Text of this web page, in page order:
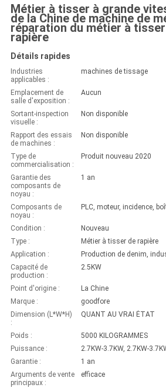
Métier à tisser à grande
de la Chine de machine de
réparation du métier à tisser
rapière
Détails rapides
Industries
applicables :
machines de tissage
Emplacement de
salle d'exposition :
Aucun
Sortant-inspection
visuelle :
Non disponible
Rapport des essais
de machines :
Non disponible
Type de
commercialisation :
Produit nouveau 2020
Garantie des
composants de
noyau :
1 an
Composants de
noyau :
Condition :
Nouveau
Type :
Métier à tisser de rapière
Application :
Production de denim,
Capacité de
production :
2.5KW
Point d'origine :
La Chine
Marque :
goodfore
Dimension (L*W*H)
:
QUANT AU VRAI ÉTAT
Poids :
5000 KILOGRAMMES
Puissance :
2.7KW-3.7KW, 2.7KW-
Garantie :
1 an
Arguments de vente
principaux :
efficace